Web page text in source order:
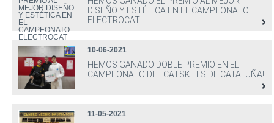
DISEÑO Y ESTÉTICA EN EL CAMPEONATO
ELECTROCAT
10-06-2021
HEMOS GANADO DOBLE PREMIO EN EL
CAMPEONATO DEL CATSKILLS DE CATALUÑA!
11-05-2021